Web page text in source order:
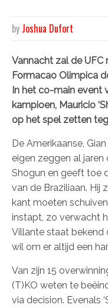
by Joshua Dufort
Vannacht zal de UFC
Formacao Olimpica
In het co-main event
kampioen, Mauricio
op het spel zetten
De Amerikaanse,
eigen zeggen al
Shogun en geeft toe
van de Braziliaan. Hij
kant moeten
instapt, zo verwacht
Villante staat bekend
wil om er altijd een
Van zijn 15
(T)KO weten te
via decision. Evenals